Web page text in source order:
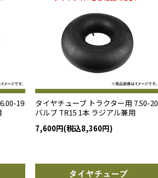
19
タイヤチューブ トラクター用 7.50-20
バルブ TR15 1本 ラジアル兼用
7,600円(税込8,360円)